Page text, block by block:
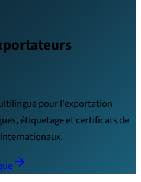
pour l'exportation
étiquetage et certificats de